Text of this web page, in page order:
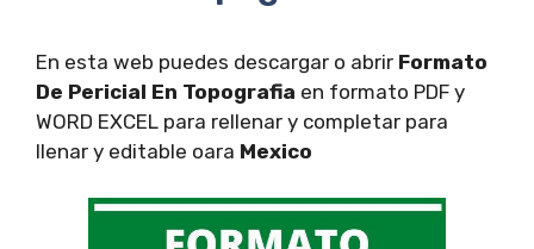
En esta web puedes descargar o abrir Formato
De Pericial En Topografia en formato PDF y
WORD EXCEL para rellenar y completar para
llenar y editable oara Mexico